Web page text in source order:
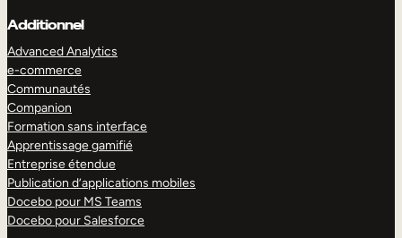
Additionnel
Advanced Analytics
e-commerce
Communautés
Companion
Formation sans interface
Apprentissage gamifié
Entreprise étendue
Publication d’applications mobiles
Docebo pour MS Teams
Docebo pour Salesforce